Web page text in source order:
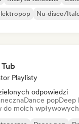
Nu-disco/
Playlisty
odpowiedzi
Dance popDeep
do moich